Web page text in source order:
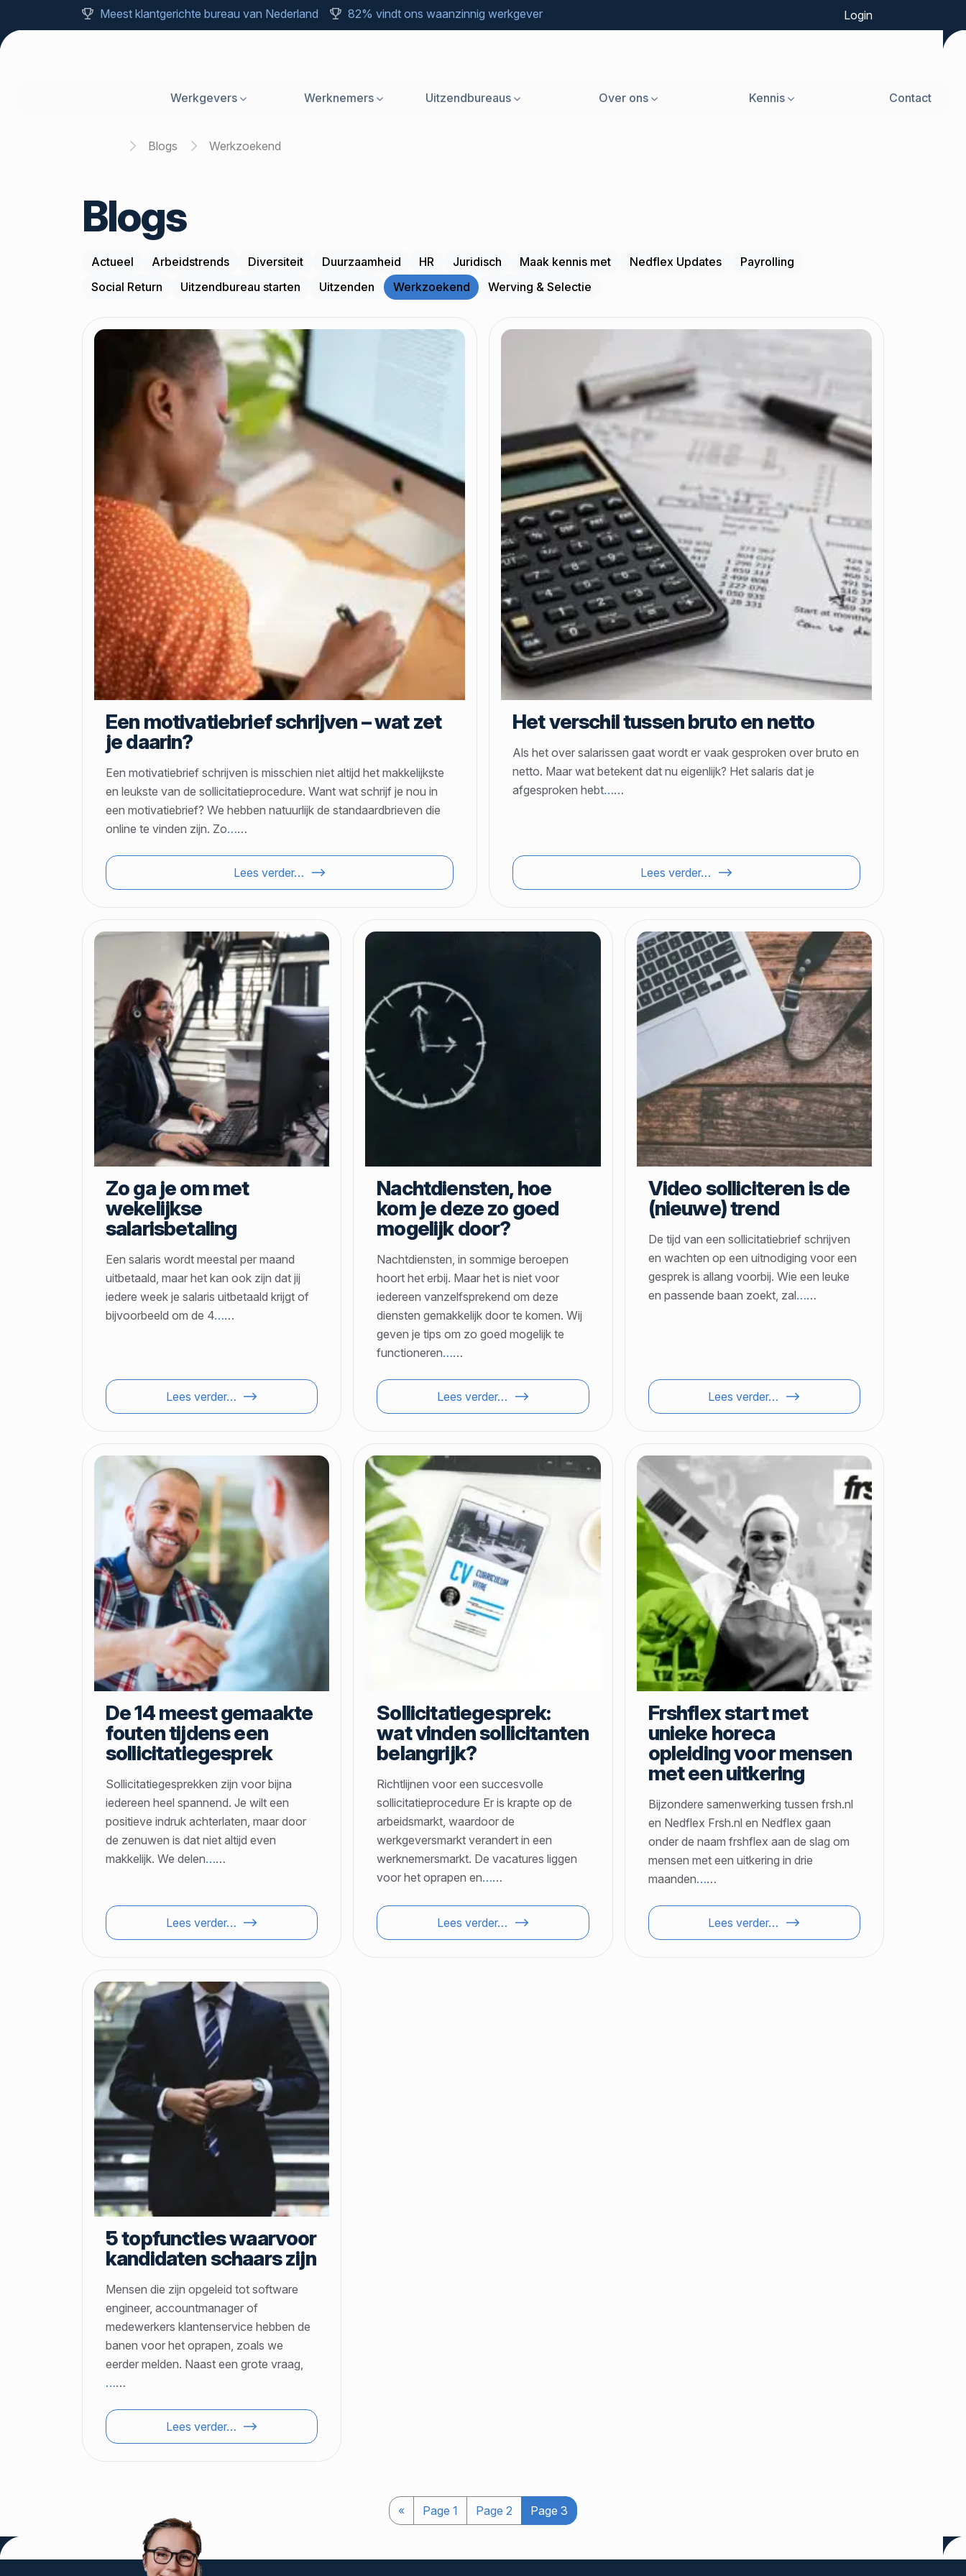
Meest klantgerichte bureau van Nederland 82% vindt ons waanzinnig werkgever Login
Werkgevers Werknemers Uitzendbureaus Over ons Kennis Contact
Home Blogs Werkzoekend
Blogs
Actueel Arbeidstrends Diversiteit Duurzaamheid HR Juridisch Maak kennis met Nedflex Updates
Payrolling
Social Return
Uitzendbureau starten Uitzenden Werkzoekend Werving & Selectie
Een motivatiebrief schrijven – wat zet
je daarin?
Een motivatiebrief schrijven is misschien niet altijd het makkelijkste
en leukste van de sollicitatieprocedure. Want wat schrijf je nou in
een motivatiebrief? We hebben natuurlijk de standaardbrieven die
online te vinden zijn. Zo……
Lees verder…
Het verschil tussen bruto en netto
Als het over salarissen gaat wordt er vaak gesproken over bruto en
netto. Maar wat betekent dat nu eigenlijk? Het salaris dat je
afgesproken hebt……
Lees verder…
Zo ga je om met
wekelijkse
salarisbetaling
Een salaris wordt meestal per maand
uitbetaald, maar het kan ook zijn dat jij
iedere week je salaris uitbetaald krijgt of
bijvoorbeeld om de 4……
Lees verder…
Nachtdiensten, hoe
kom je deze zo goed
mogelijk door?
Nachtdiensten, in sommige beroepen
hoort het erbij. Maar het is niet voor
iedereen vanzelfsprekend om deze
diensten gemakkelijk door te komen. Wij
geven je tips om zo goed mogelijk te
functioneren……
Lees verder…
Video solliciteren is de
(nieuwe) trend
De tijd van een sollicitatiebrief schrijven
en wachten op een uitnodiging voor een
gesprek is allang voorbij. Wie een leuke
en passende baan zoekt, zal……
Lees verder…
De 14 meest gemaakte
fouten tijdens een
sollicitatiegesprek
Sollicitatiegesprekken zijn voor bijna
iedereen heel spannend. Je wilt een
positieve indruk achterlaten, maar door
de zenuwen is dat niet altijd even
makkelijk. We delen……
Lees verder…
Sollicitatiegesprek:
wat vinden sollicitanten
belangrijk?
Richtlijnen voor een succesvolle
sollicitatieprocedure Er is krapte op de
arbeidsmarkt, waardoor de
werkgeversmarkt verandert in een
werknemersmarkt. De vacatures liggen
voor het oprapen en……
Lees verder…
Frshflex start met
unieke horeca
opleiding voor mensen
met een uitkering
Bijzondere samenwerking tussen frsh.nl
en Nedflex Frsh.nl en Nedflex gaan
onder de naam frshflex aan de slag om
mensen met een uitkering in drie
maanden……
Lees verder…
5 topfuncties waarvoor
kandidaten schaars zijn
Mensen die zijn opgeleid tot software
engineer, accountmanager of
medewerkers klantenservice hebben de
banen voor het oprapen, zoals we
eerder melden. Naast een grote vraag,
……
Lees verder…
« Page 1 Page 2 Page 3